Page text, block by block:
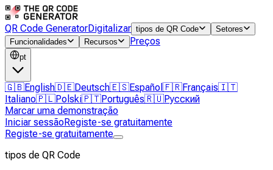
QR Code GeneratorDigitalizar tipos de QR Code
Setores
Funcionalidades
Recursos Preços
pt
🇬🇧English🇩🇪Deutsch🇪🇸Español 🇫🇷Français🇮🇹
Italiano🇵🇱Polski🇵🇹Português🇷🇺Русский
Marcar uma demonstração
Iniciar sessãoRegiste-se gratuitamente
Registe-se gratuitamente
tipos de QR Code